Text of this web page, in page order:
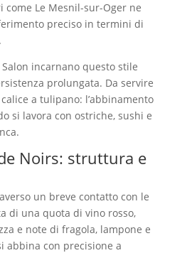
Le Mesnil-sur-Oger ne
preciso in termini di
incarnano questo stile
prolungata. Da servire
a tulipano: l’abbinamento
si lavora con ostriche, sushi e
Noirs: struttura e
un breve contatto con le
di una quota di vino rosso,
e note di fragola, lampone e
abbina con precisione a